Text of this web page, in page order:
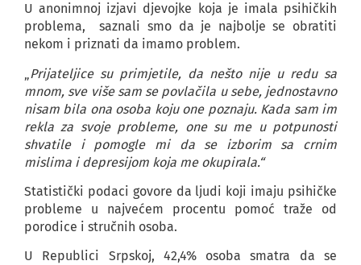
U anonimnoj izjavi djevojke koja je imala psihičkih
problema, saznali smo da je najbolje se obratiti
nekom i priznati da imamo problem.
Prijateljice su primjetile, da nešto nije u redu sa
mnom, sve više sam se povlačila u sebe, jednostavno
nisam bila ona osoba koju one poznaju. Kada sam im
rekla za svoje probleme, one su me u potpunosti
shvatile i pomogle mi da se izborim sa crnim
mislima i depresijom koja me okupirala.“
Statistički podaci govore da ljudi koji imaju psihičke
probleme u najvećem procentu pomoć traže od
porodice i stručnih osoba.
U Republici Srpskoj, 42,4% osoba smatra da se